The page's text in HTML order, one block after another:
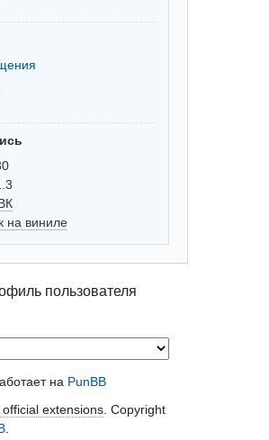
на виниле
пользователя
на PunBB
official extensions. Copyright
.